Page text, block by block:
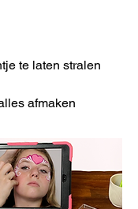
te laten stralen
afmaken